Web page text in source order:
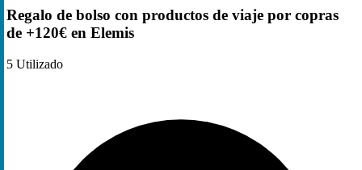
Regalo de bolso con productos de viaje por copras
de +120€ en Elemis
5 Utilizado